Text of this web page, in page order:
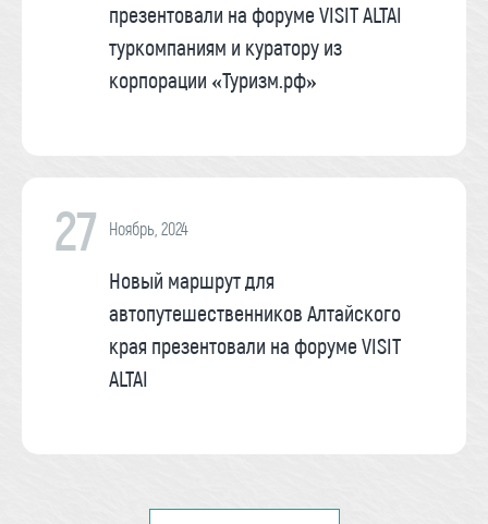
презентовали на форуме VISIT ALTAI
туркомпаниям и куратору из
корпорации «Туризм.рф»
27 Ноябрь, 2024
Новый маршрут для
автопутешественников Алтайского
края презентовали на форуме VISIT
ALTAI